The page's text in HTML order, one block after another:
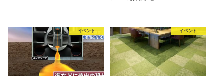
イベント イベント